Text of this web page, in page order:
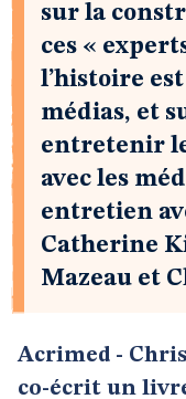
sur la
ces «
l’histoire
médias, et
entretenir
avec les
entretien
Catherine
Mazeau et
Acrimed -
co-écrit un